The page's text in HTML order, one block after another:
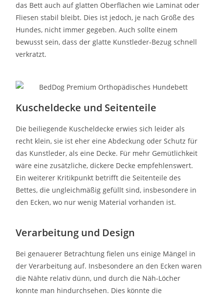
das Bett auch auf glatten Oberflächen wie Laminat oder
Fliesen stabil bleibt. Dies ist jedoch, je nach Größe des
Hundes, nicht immer gegeben. Auch sollte einem
bewusst sein, dass der glatte Kunstleder-Bezug schnell
verkratzt.
Kuscheldecke und Seitenteile
Die beiliegende Kuscheldecke erwies sich leider als
recht klein, sie ist eher eine Abdeckung oder Schutz für
das Kunstleder, als eine Decke. Für mehr Gemütlichkeit
wäre eine zusätzliche, dickere Decke empfehlenswert.
Ein weiterer Kritikpunkt betrifft die Seitenteile des
Bettes, die ungleichmäßig gefüllt sind, insbesondere in
den Ecken, wo nur wenig Material vorhanden ist.
Verarbeitung und Design
Bei genauerer Betrachtung fielen uns einige Mängel in
der Verarbeitung auf. Insbesondere an den Ecken waren
die Nähte relativ dünn, und durch die Näh-Löcher
konnte man hindurchsehen. Dies könnte die